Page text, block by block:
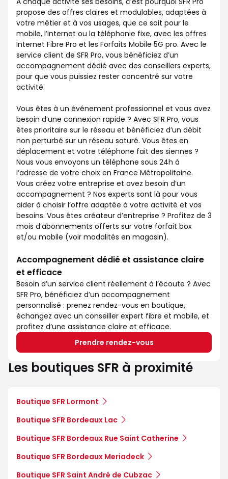
propose des offres claires et modulables, adaptées à
votre métier et à vos usages, que ce soit pour le
mobile, l’internet ou la téléphonie fixe, avec les offres
Internet Fibre Pro et les Forfaits Mobile 5G pro. Avec le
service client de SFR Pro, vous bénéficiez d’un
accompagnement dédié avec des conseillers experts,
pour que vous puissiez rester concentré sur votre
activité.
Vous êtes à un événement professionnel et vous avez
besoin d’une connexion rapide ? Avec SFR Pro, vous
êtes prioritaire sur le réseau et bénéficiez d’un débit
non perturbé sur un réseau saturé. Vous êtes en
déplacement et votre téléphone fait des siennes ?
Nous vous envoyons un téléphone sous 24h à
l’adresse de votre choix en France Métropolitaine.
Vous créez votre entreprise et avez besoin d’un
accompagnement ? Nos experts sont là pour vous
aider à choisir l’offre adaptée à votre activité et vos
besoins. Vous êtes créateur d’entreprise ? Profitez de 3
mois d’abonnements offerts sur votre forfait box
et/ou mobile (voir modalités en magasin).
Accompagnement dédié et assistance claire
et efficace
Besoin d’un service client réellement à l’écoute ? Avec
SFR Pro, bénéficiez d’un accompagnement
personnalisé : prenez rendez-vous en boutique,
échangez avec un conseiller expert fibre et mobile, et
profitez d’une assistance claire et efficace.
Prendre rendez-vous
Les boutiques SFR à proximité
Boutique SFR Lormont
Boutique SFR Bordeaux Lac
Boutique SFR Bordeaux Rue Saint Catherine
Boutique SFR Bordeaux Meriadeck
Boutique SFR Saint André de Cubzac